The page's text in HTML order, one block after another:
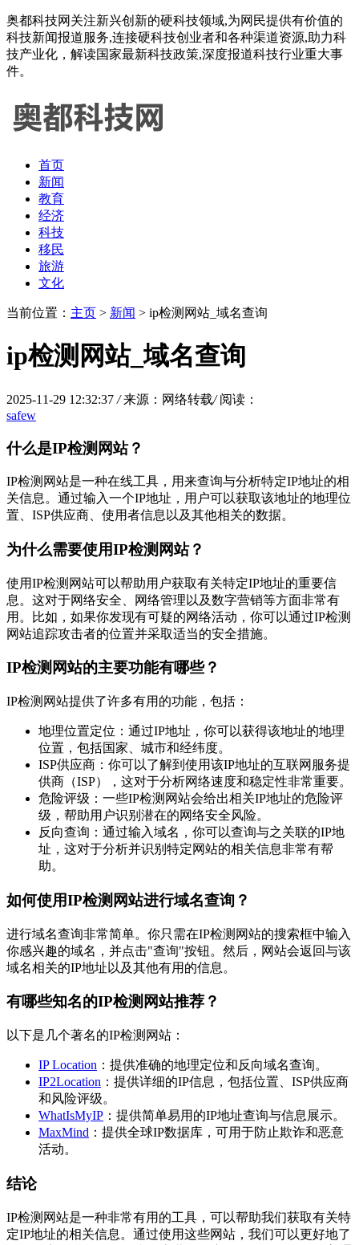
奥都科技网关注新兴创新的硬科技领域,为网民提供有价值的
科技新闻报道服务,连接硬科技创业者和各种渠道资源,助力科
技产业化，解读国家最新科技政策,深度报道科技行业重大事
件。
首页
新闻
教育
经济
科技
移民
旅游
文化
当前位置： 主页 > 新闻 > ip检测网站_域名查询
ip检测网站_域名查询
2025-11-29 12:32:37 / 来源：网络转载/ 阅读：
safew
什么是IP检测网站？
IP检测网站是一种在线工具，用来查询与分析特定IP地址的相
关信息。通过输入一个IP地址，用户可以获取该地址的地理位
置、ISP供应商、使用者信息以及其他相关的数据。
为什么需要使用IP检测网站？
使用IP检测网站可以帮助用户获取有关特定IP地址的重要信
息。这对于网络安全、网络管理以及数字营销等方面非常有
用。比如，如果你发现有可疑的网络活动，你可以通过IP检测
网站追踪攻击者的位置并采取适当的安全措施。
IP检测网站的主要功能有哪些？
IP检测网站提供了许多有用的功能，包括：
地理位置定位：通过IP地址，你可以获得该地址的地理
位置，包括国家、城市和经纬度。
ISP供应商：你可以了解到使用该IP地址的互联网服务提
供商（ISP），这对于分析网络速度和稳定性非常重要。
危险评级：一些IP检测网站会给出相关IP地址的危险评
级，帮助用户识别潜在的网络安全风险。
反向查询：通过输入域名，你可以查询与之关联的IP地
址，这对于分析并识别特定网站的相关信息非常有帮
助。
如何使用IP检测网站进行域名查询？
进行域名查询非常简单。你只需在IP检测网站的搜索框中输入
你感兴趣的域名，并点击"查询"按钮。然后，网站会返回与该
域名相关的IP地址以及其他有用的信息。
有哪些知名的IP检测网站推荐？
以下是几个著名的IP检测网站：
IP Location ：提供准确的地理定位和反向域名查询。
IP2Location ：提供详细的IP信息，包括位置、ISP供应商
和风险评级。
WhatIsMyIP ：提供简单易用的IP地址查询与信息展示。
MaxMind ：提供全球IP数据库，可用于防止欺诈和恶意
活动。
结论
IP检测网站是一种非常有用的工具，可以帮助我们获取有关特
定IP地址的相关信息。通过使用这些网站，我们可以更好地了